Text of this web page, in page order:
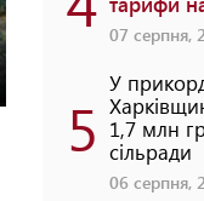
07 серпня,
5
У
1,7 млн
сільради
06 серпня,